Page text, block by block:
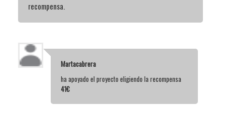
recompensa.
Martacabrera
ha apoyado el proyecto eligiendo la recompensa
41€